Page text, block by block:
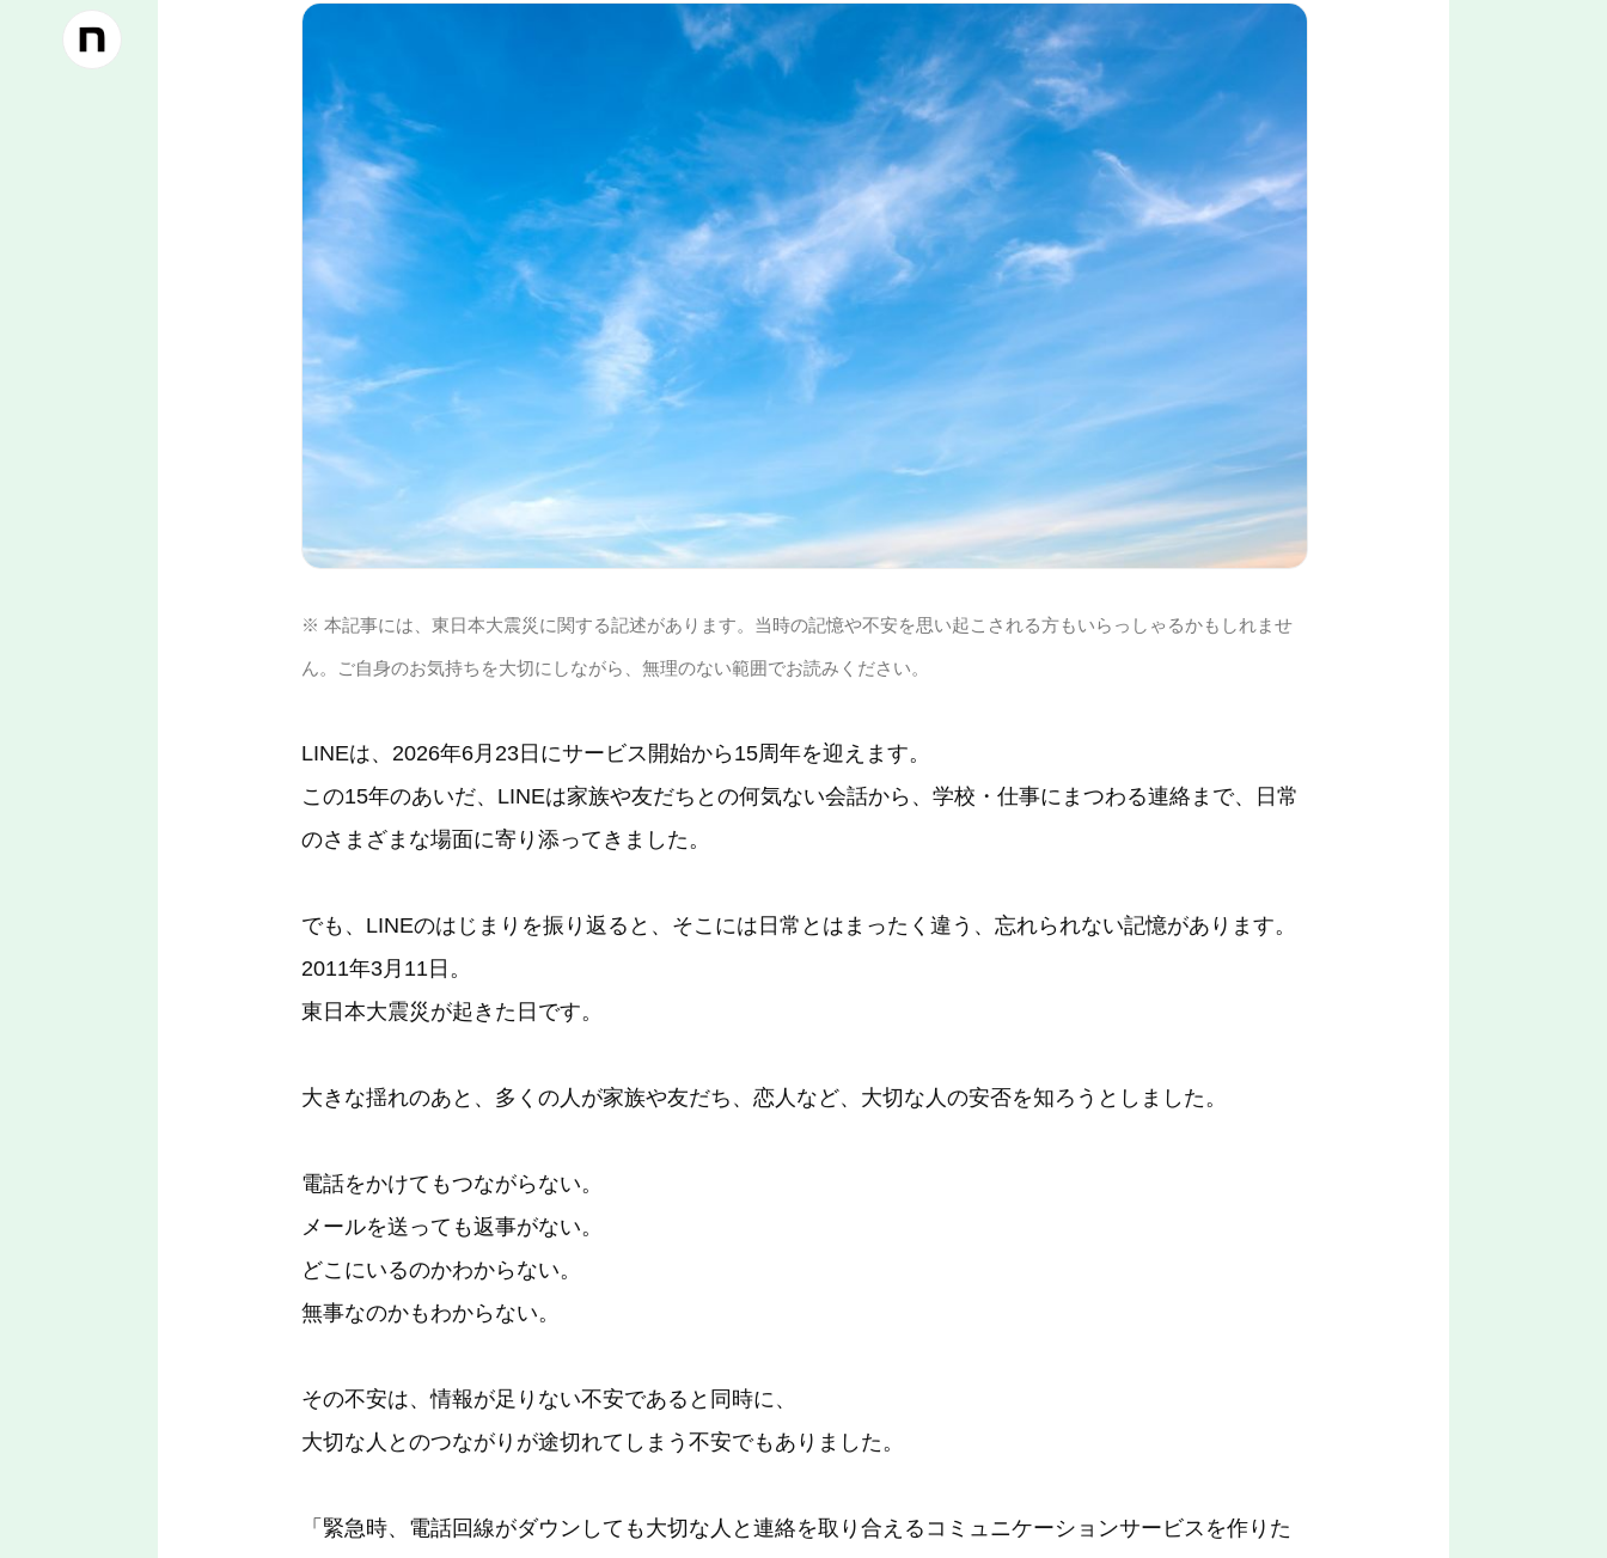
※ 本記事には、東日本大震災に関する記述があります。当時の記憶や不安を思い起こされる方もいらっしゃるかもしれませ
ん。ご自身のお気持ちを大切にしながら、無理のない範囲でお読みください。
LINEは、2026年6月23日にサービス開始から15周年を迎えます。
この15年のあいだ、LINEは家族や友だちとの何気ない会話から、学校・仕事にまつわる連絡まで、日常
のさまざまな場面に寄り添ってきました。
でも、LINEのはじまりを振り返ると、そこには日常とはまったく違う、忘れられない記憶があります。
2011年3月11日。
東日本大震災が起きた日です。
大きな揺れのあと、多くの人が家族や友だち、恋人など、大切な人の安否を知ろうとしました。
電話をかけてもつながらない。
メールを送っても返事がない。
どこにいるのかわからない。
無事なのかもわからない。
その不安は、情報が足りない不安であると同時に、
大切な人とのつながりが途切れてしまう不安でもありました。
「緊急時、電話回線がダウンしても大切な人と連絡を取り合えるコミュニケーションサービスを作りた